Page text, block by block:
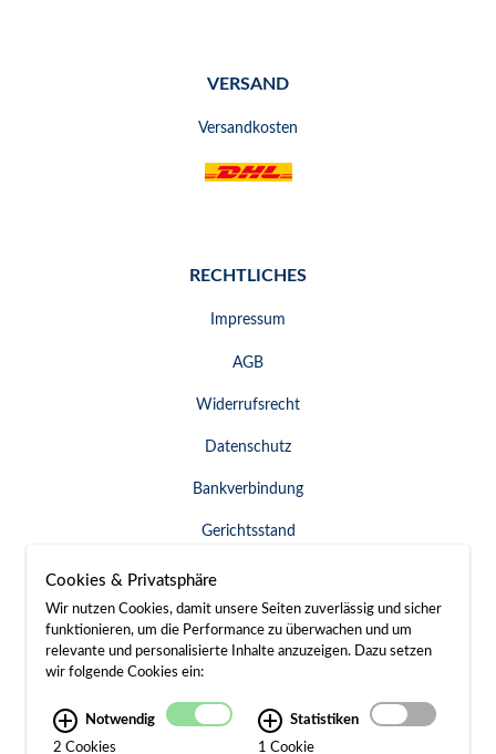
VERSAND
Versandkosten
RECHTLICHES
Impressum
AGB
Widerrufsrecht
Datenschutz
Bankverbindung
Gerichtsstand
Widerruf erklären
SERVICE & KONTAKT
Besuch / Anfahrt
Cookies & Privatsphäre
Wir nutzen Cookies, damit unsere Seiten zuverlässig und sicher
funktionieren, um die Performance zu überwachen und um
relevante und personalisierte Inhalte anzuzeigen. Dazu setzen
wir folgende Cookies ein:
Notwendig
2 Cookies
Statistiken
1 Cookie